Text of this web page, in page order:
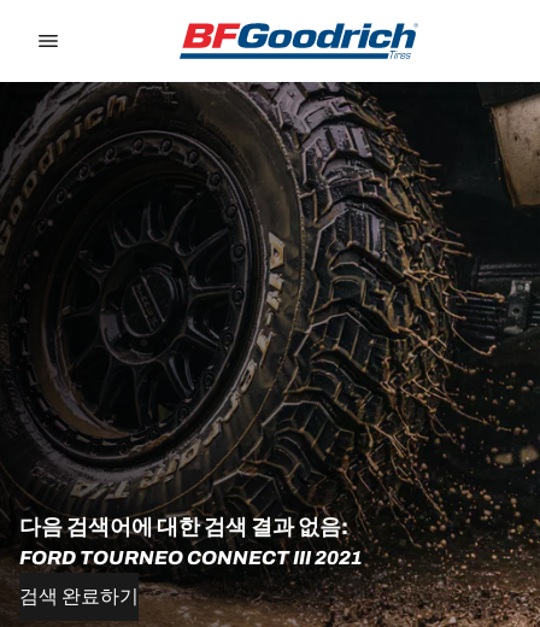
다음 검색어에 대한 검색 결과 없음:
FORD TOURNEO CONNECT III 2021
검색 완료하기